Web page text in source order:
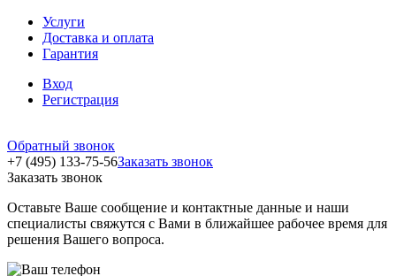
Услуги
Доставка и оплата
Гарантия
Вход
Регистрация
Обратный звонок
+7 (495) 133-75-56Заказать звонок
Заказать звонок
Оставьте Ваше сообщение и контактные данные и наши
специалисты свяжутся с Вами в ближайшее рабочее время для
решения Вашего вопроса.